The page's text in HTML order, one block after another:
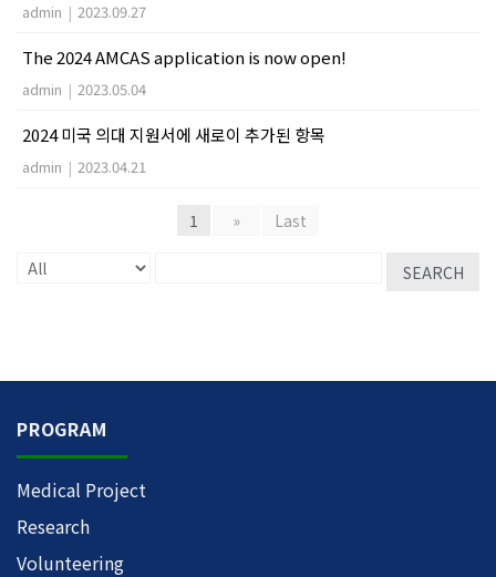
admin | 2023.09.27
The 2024 AMCAS application is now open!
admin | 2023.05.04
2024 미국 의대 지원서에 새로이 추가된 항목
admin | 2023.04.21
1 » Last
SEARCH
PROGRAM
Medical Project
Research
Volunteering